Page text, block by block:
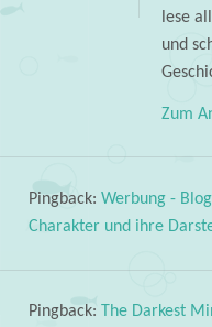
lese
und
Zum
Pingback: Werbung -
Charakter und ihre
Pingback: The Darkest